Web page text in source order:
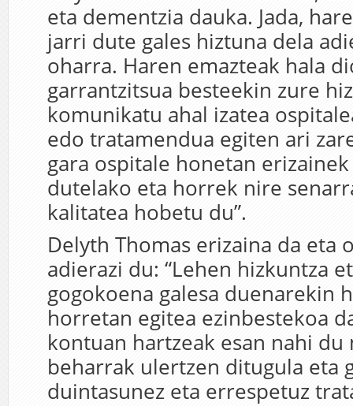
eta dementzia dauka. Jada,
jarri dute gales hiztuna dela
oharra. Haren emazteak hala
garrantzitsua besteekin zure
komunikatu ahal izatea
edo tratamendua egiten ari
gara ospitale honetan
dutelako eta horrek nire
kalitatea hobetu du”.
Delyth Thomas erizaina da eta
adierazi du: “Lehen hizkuntza
gogokoena galesa duenarekin
horretan egitea ezinbestekoa
kontuan hartzeak esan nahi
beharrak ulertzen ditugula eta
duintasunez eta errespetuz